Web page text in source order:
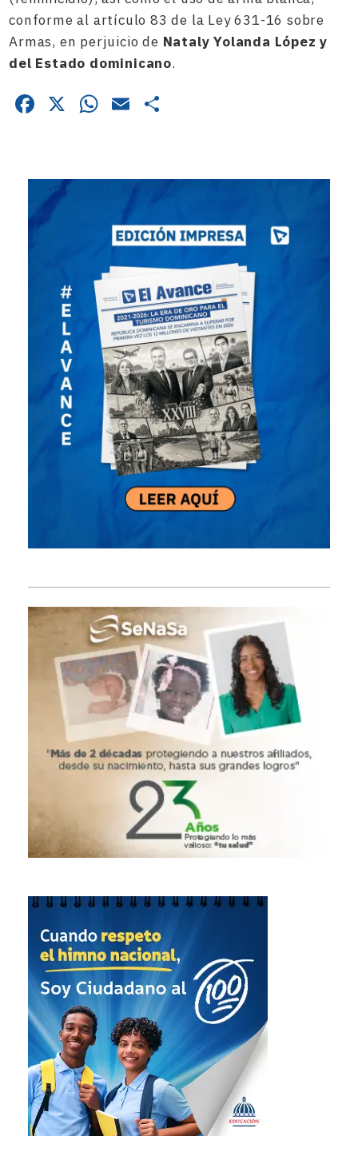
conforme al artículo 83 de la Ley 631-16 sobre
Armas, en perjuicio de Nataly Yolanda López y
del Estado dominicano.
Facebook
X WhatsApp
Email